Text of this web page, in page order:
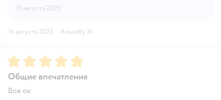
15 августа 2025
14 августа 2025 · Алымбу Ж.
Рейтинг:5
Общие впечатления
Все ок